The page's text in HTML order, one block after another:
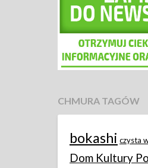
CHMURA TAGÓW
bokashi czysta
Dom Kultury